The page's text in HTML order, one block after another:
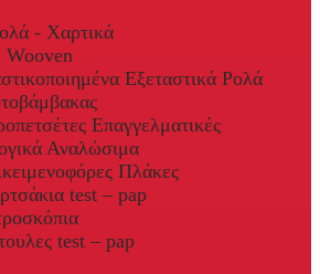
- Χαρτικά
Wooven
Εξεταστικά Ρολά
Επαγγελματικές
Αναλώσιμα
Πλάκες
test – pap
test – pap